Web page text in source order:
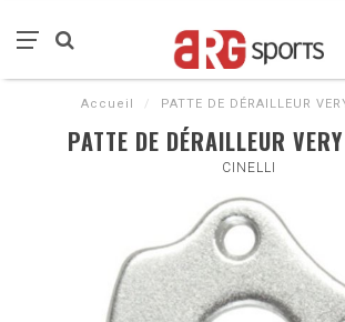
Accueil / PATTE DE DÉRAILLEUR
PATTE DE DÉRAILLEUR
CINELLI